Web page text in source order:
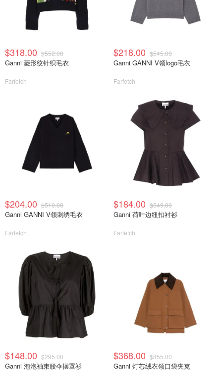
$318.00 $552.00
Ganni 菱形纹针织毛衣
Farfetch
$218.00 $545.00
Ganni GANNI V领logo毛衣
Farfetch
$204.00 $510.00
Ganni GANNI V领刺绣毛衣
Farfetch
$184.00 $549.00
Ganni 荷叶边纽扣衬衫
Farfetch
$148.00 $295.00
Ganni 泡泡袖束腰伞摆罩衫
$368.00 $855.00
Ganni 灯芯绒衣领口袋夹克